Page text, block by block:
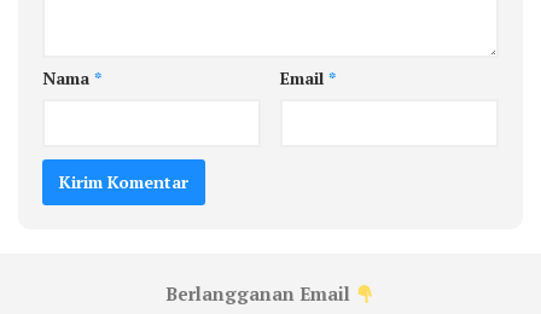
Nama * Email *
Berlangganan Email